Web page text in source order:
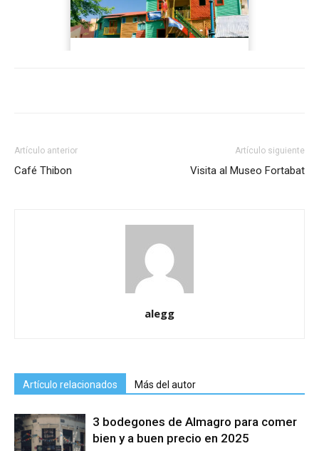
Artículo anterior
Café Thibon
Artículo siguiente
Visita al Museo Fortabat
alegg
Artículo relacionados Más del autor
3 bodegones de Almagro para comer
bien y a buen precio en 2025